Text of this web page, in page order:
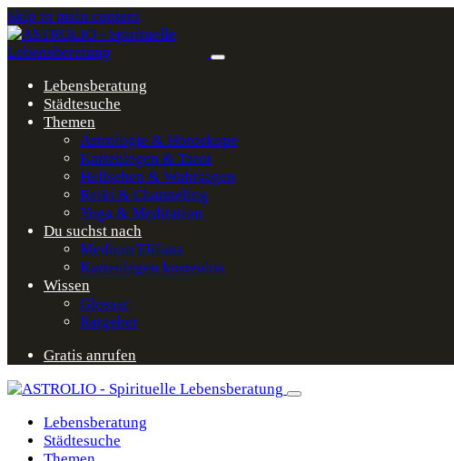
Skip to main content
Lebensberatung
Städtesuche
Themen
Astrologie & Horoskope
Kartenlegen & Tarot
Hellsehen & Wahrsagen
Reiki & Channeling
Yoga & Meditation
Du suchst nach
Medium Elifana
Kartenlegen kostenlos
Wissen
Glossar
Ratgeber
Gratis anrufen
Lebensberatung
Städtesuche